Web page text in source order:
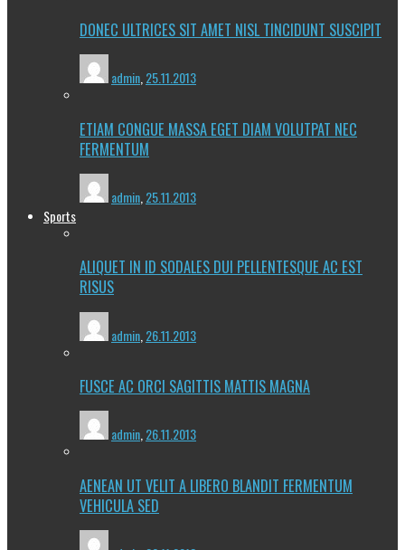
DONEC ULTRICES SIT AMET NISL TINCIDUNT SUSCIPIT
admin 25.11.2013
ETIAM CONGUE MASSA EGET DIAM VOLUTPAT NEC
FERMENTUM
admin 25.11.2013
Sports
ALIQUET IN ID SODALES DUI PELLENTESQUE AC EST
RISUS
admin 26.11.2013
FUSCE AC ORCI SAGITTIS MATTIS MAGNA
admin,26.11.2013
AENEAN UT VELIT A LIBERO BLANDIT FERMENTUM
VEHICULA SED